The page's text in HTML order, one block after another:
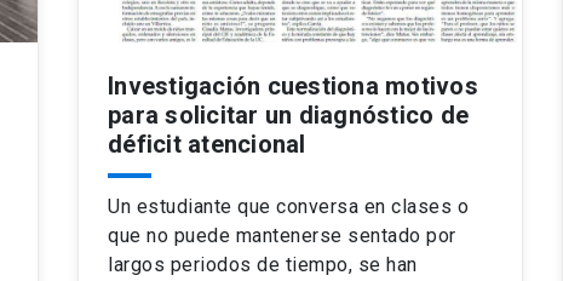
Investigación cuestiona motivos
para solicitar un diagnóstico de
déficit atencional
Un estudiante que conversa en clases o
que no puede mantenerse sentado por
largos periodos de tiempo, se han